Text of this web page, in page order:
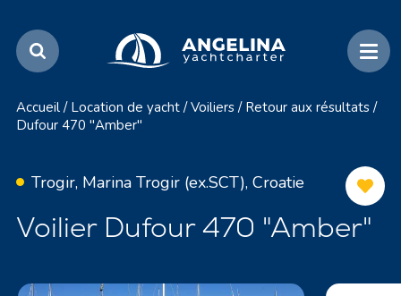
Accueil / Location de yacht / Voiliers / Retour aux résultats /
Dufour 470 "Amber"
Trogir, Marina Trogir (ex.SCT), Croatie
Voilier Dufour 470 "Amber"